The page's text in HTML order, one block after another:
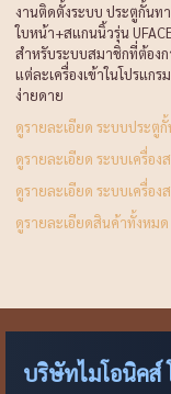
งานติดตั้งระบบ ประตูกั้นท
ใบหน้า+สแกนนิ้วรุ่น
สำหรับระบบสมาชิกที่ต้อง
แต่ละเครื่องเข้าในโปรแก
ง่ายดาย
ดูรายละเอียด ระบบประตู
ดูรายละเอียด ระบบเครื่อ
ดูรายละเอียด ระบบเครื่อ
ดูรายละเอียดสินค้าทั้งหมด
บริษัทไมโอนิคส์